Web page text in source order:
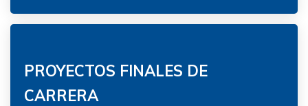
PROYECTOS FINALES DE
CARRERA